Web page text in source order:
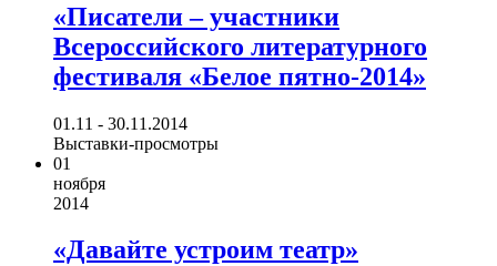
«Писатели – участники
Всероссийского литературного
фестиваля «Белое пятно-2014»
01.11 - 30.11.2014
Выставки-просмотры
01
ноября
2014
«Давайте устроим театр»